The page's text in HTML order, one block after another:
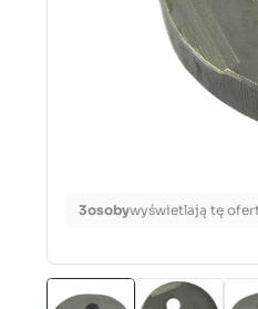
3osobywyświetlają tę